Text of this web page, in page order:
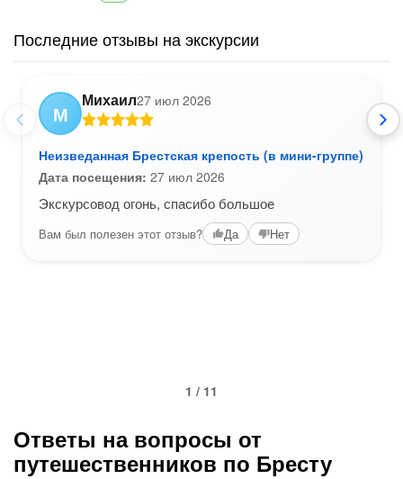
Последние отзывы на экскурсии
М
Михаил27 июл 2026
Неизведанная Брестская крепость (в мини-группе)
Дата посещения: 27 июл 2026
Экскурсовод огонь, спасибо большое
Вам был полезен этот отзыв? Да Нет
1 / 11
Ответы на вопросы от
путешественников по Бресту